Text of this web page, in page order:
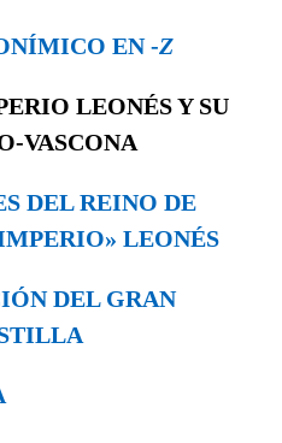
EN -Z
LEONÉS Y SU
VASCONA
DEL REINO DE
LEONÉS
DEL GRAN